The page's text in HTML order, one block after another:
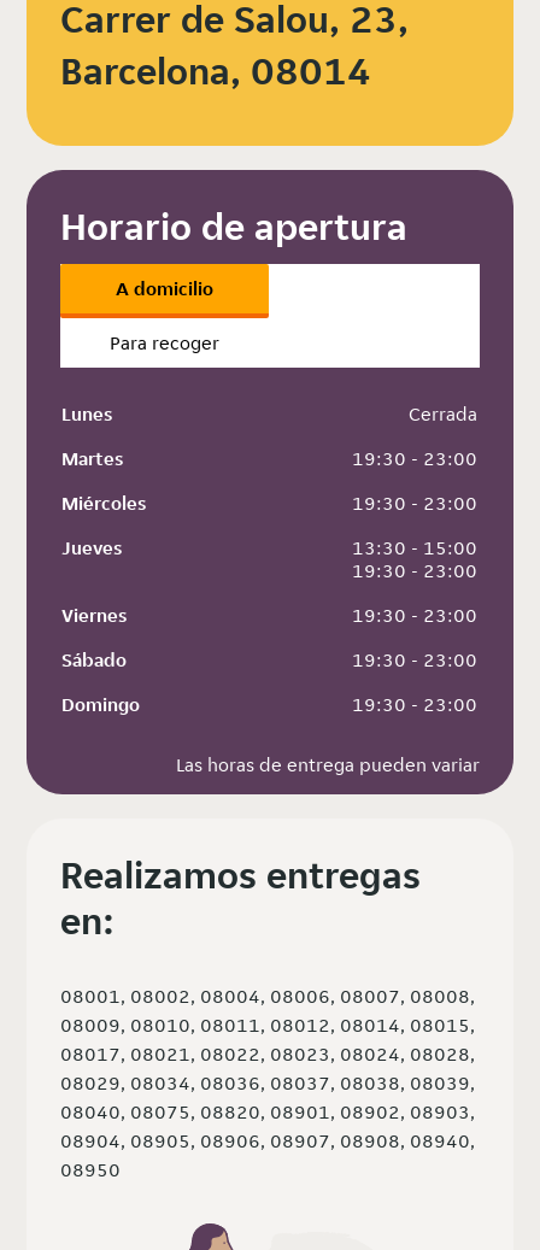
Carrer de Salou, 23,
Barcelona, 08014
Horario de apertura
A domicilio
Para recoger
Lunes
Cerrada
Martes
19:30 - 23:00
Miércoles
19:30 - 23:00
Jueves
13:30 - 15:00
19:30 - 23:00
Viernes
19:30 - 23:00
Sábado
19:30 - 23:00
Domingo
19:30 - 23:00
Las horas de entrega pueden variar
Realizamos entregas
en:
08001, 08002, 08004, 08006, 08007, 08008,
08009, 08010, 08011, 08012, 08014, 08015,
08017, 08021, 08022, 08023, 08024, 08028,
08029, 08034, 08036, 08037, 08038, 08039,
08040, 08075, 08820, 08901, 08902, 08903,
08904, 08905, 08906, 08907, 08908, 08940,
08950